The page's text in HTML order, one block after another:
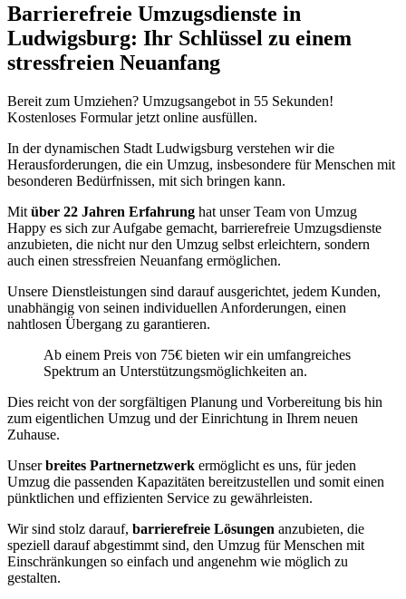
Barrierefreie Umzugsdienste in
Ludwigsburg: Ihr Schlüssel zu einem
stressfreien Neuanfang
Bereit zum Umziehen? Umzugsangebot in 55 Sekunden!
Kostenloses Formular jetzt online ausfüllen.
In der dynamischen Stadt Ludwigsburg verstehen wir die
Herausforderungen, die ein Umzug, insbesondere für Menschen mit
besonderen Bedürfnissen, mit sich bringen kann.
Mit über 22 Jahren Erfahrung hat unser Team von Umzug
Happy es sich zur Aufgabe gemacht, barrierefreie Umzugsdienste
anzubieten, die nicht nur den Umzug selbst erleichtern, sondern
auch einen stressfreien Neuanfang ermöglichen.
Unsere Dienstleistungen sind darauf ausgerichtet, jedem Kunden,
unabhängig von seinen individuellen Anforderungen, einen
nahtlosen Übergang zu garantieren.
Ab einem Preis von 75€ bieten wir ein umfangreiches
Spektrum an Unterstützungsmöglichkeiten an.
Dies reicht von der sorgfältigen Planung und Vorbereitung bis hin
zum eigentlichen Umzug und der Einrichtung in Ihrem neuen
Zuhause.
Unserbreites Partnernetzwerk ermöglicht es uns, für jeden
Umzug die passenden Kapazitäten bereitzustellen und somit einen
pünktlichen und effizienten Service zu gewährleisten.
Wir sind stolz darauf, barrierefreie Lösungen anzubieten, die
speziell darauf abgestimmt sind, den Umzug für Menschen mit
Einschränkungen so einfach und angenehm wie möglich zu
gestalten.